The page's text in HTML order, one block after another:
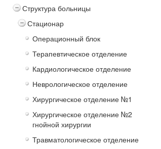
Структура больницы
Стационар
Операционный блок
Терапевтическое отделение
Кардиологическое отделение
Неврологическое отделение
Хирургическое отделение №1
Хирургическое отделение №2
гнойной хирургии
Травматологическое отделение